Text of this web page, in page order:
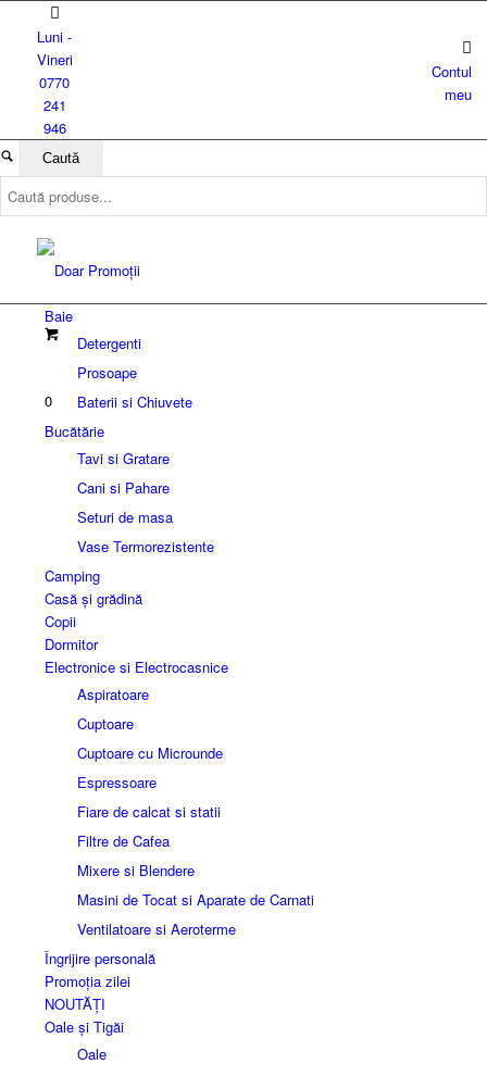
Luni -
Vineri
0770
241
946
Contul
meu
0
Baie
Detergenti
Prosoape
Baterii si Chiuvete
Bucătărie
Tavi si Gratare
Cani si Pahare
Seturi de masa
Vase Termorezistente
Camping
Casă și grădină
Copii
Dormitor
Electronice si Electrocasnice
Aspiratoare
Cuptoare
Cuptoare cu Microunde
Espressoare
Fiare de calcat si statii
Filtre de Cafea
Mixere si Blendere
Masini de Tocat si Aparate de Carnati
Ventilatoare si Aeroterme
Îngrijire personală
Promoția zilei
NOUTĂȚI
Oale și Tigăi
Oale